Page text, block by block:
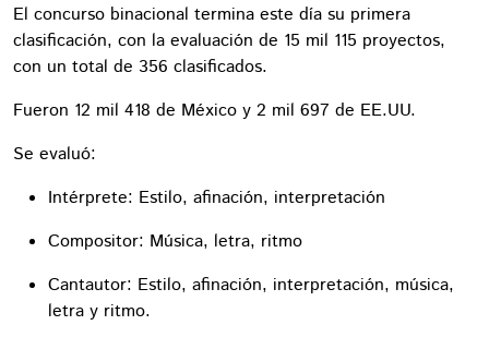
El concurso binacional termina este día su primera
clasificación, con la evaluación de 15 mil 115 proyectos,
con un total de 356 clasificados.
Fueron 12 mil 418 de México y 2 mil 697 de EE.UU.
Se evaluó:
Intérprete: Estilo, afinación, interpretación
Compositor: Música, letra, ritmo
Cantautor: Estilo, afinación, interpretación, música,
letra y ritmo.